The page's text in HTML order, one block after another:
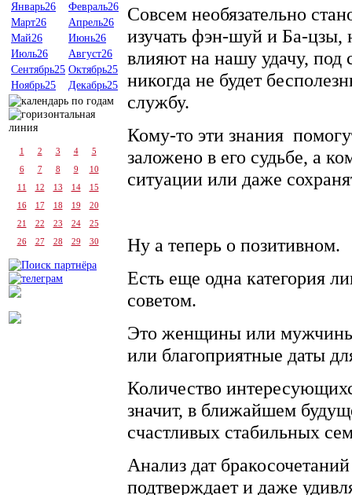
Январь26
Февраль26
Март26
Апрель26
Май26
Июнь26
Июль26
Август26
Сентябрь25 Октябрь25
Ноябрь25
Декабрь25
1 2 3 4
5
6
7 8 9
10
11
12 13 14
15
16
17 18 19
20
21
22 23 24
25
26
27 28 29 30
Совсем необязательно
изучать фэн-шуй и Ба-цзы,
влияют на нашу удачу, под
никогда не будет
службу.
Кому-то эти знания
заложено в его судьбе, а
ситуации или даже
Ну а теперь о позитивном.
Есть еще одна категория
советом.
Это женщины или
или благоприятные даты
Количество
значит, в ближайшем
счастливых стабильных
Анализ дат
подтверждает и даже